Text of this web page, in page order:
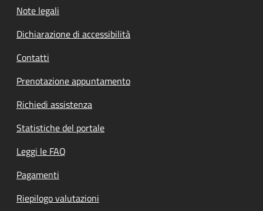
Note legali
Dichiarazione di accessibilità
Contatti
Prenotazione appuntamento
Richiedi assistenza
Statistiche del portale
Leggi le FAQ
Pagamenti
Riepilogo valutazioni